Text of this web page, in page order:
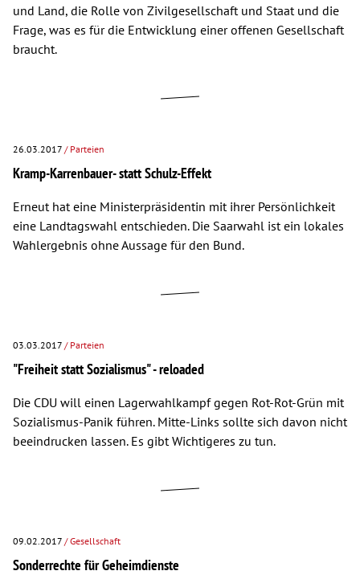
und Land, die Rolle von Zivilgesellschaft und Staat und die
Frage, was es für die Entwicklung einer offenen Gesellschaft
braucht.
26.03.2017 / Parteien
Kramp-Karrenbauer- statt Schulz-Effekt
Erneut hat eine Ministerpräsidentin mit ihrer Persönlichkeit
eine Landtagswahl entschieden. Die Saarwahl ist ein lokales
Wahlergebnis ohne Aussage für den Bund.
03.03.2017 / Parteien
"Freiheit statt Sozialismus" - reloaded
Die CDU will einen Lagerwahlkampf gegen Rot-Rot-Grün mit
Sozialismus-Panik führen. Mitte-Links sollte sich davon nicht
beeindrucken lassen. Es gibt Wichtigeres zu tun.
09.02.2017 / Gesellschaft
Sonderrechte für Geheimdienste